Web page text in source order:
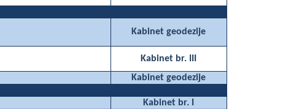
Kabinet geodezije
Kabinet br. III
Kabinet geodezije
Kabinet br. I